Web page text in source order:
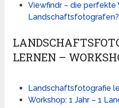
Viewfindr – die
Landschaftsfotografen?
LERNEN –
Landschaftsfotografie
Workshop: 1 Jahr – 1